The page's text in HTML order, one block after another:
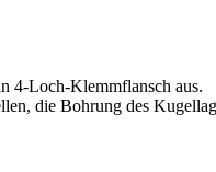
4-Loch-Klemmflansch aus.
die Bohrung des